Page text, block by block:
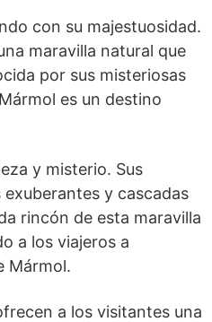
con su majestuosidad.
maravilla natural que
por sus misteriosas
es un destino
y misterio. Sus
y cascadas
rincón de esta maravilla
a los viajeros a
Mármol.
a los visitantes una